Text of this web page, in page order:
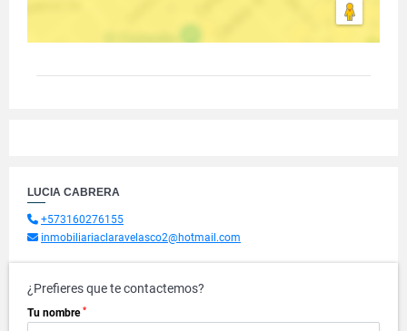
LUCIA CABRERA
+573160276155
inmobiliariaclaravelasco2@hotmail.com
¿Prefieres que te contactemos?
Tu nombre *